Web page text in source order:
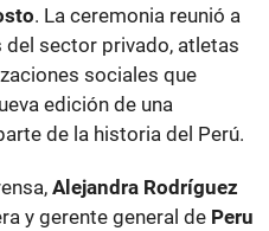
. La ceremonia reunió a
sector privado, atletas
sociales que
edición de una
de la historia del Perú.
Alejandra Rodríguez
y gerente general de Peru